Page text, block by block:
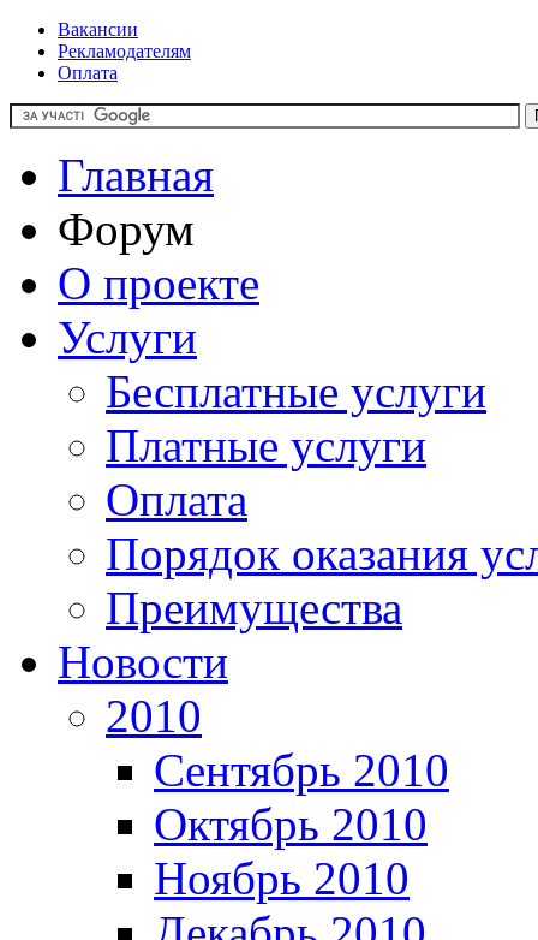
Вакансии
Рекламодателям
Оплата
Главная
Форум
О проекте
Услуги
Бесплатные услуги
Платные услуги
Оплата
Порядок оказания
Преимущества
Новости
2010
Сентябрь 2010
Октябрь 2010
Ноябрь 2010